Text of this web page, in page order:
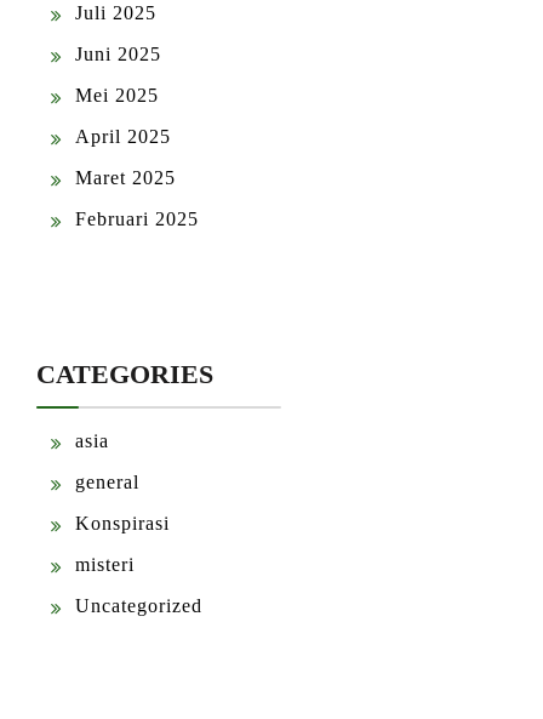
Juli 2025
Juni 2025
Mei 2025
April 2025
Maret 2025
Februari 2025
CATEGORIES
asia
general
Konspirasi
misteri
Uncategorized